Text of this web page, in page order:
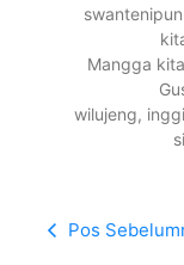
Mangga
wilujeng,
Pos